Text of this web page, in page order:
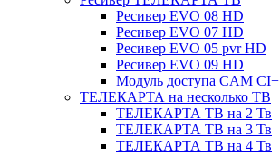
Ресивер EVO 08 HD
Ресивер EVO 07 HD
Ресивер EVO 05 pvr HD
Ресивер EVO 09 HD
Модуль доступа CAM CI+
ТЕЛЕКАРТА на несколько ТВ
ТЕЛЕКАРТА ТВ на 2 Тв
ТЕЛЕКАРТА ТВ на 3 Тв
ТЕЛЕКАРТА ТВ на 4 Тв